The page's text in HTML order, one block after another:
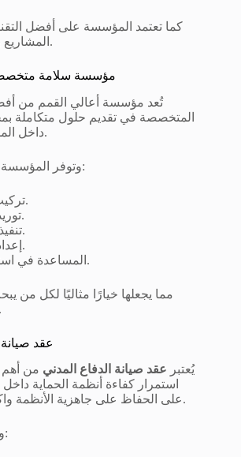
كما تعتمد المؤسسة على أفضل
المشاريع بأنظمة الحماية الحديثة.
مؤسسة سلامة
تُعد مؤسسة أعالي القمم من
المتخصصة في تقديم حلول متكاملة
داخل المملكة العربية السعودية.
وتوفر المؤسسة خدمات متعددة تشمل:
تركيب أنظمة الحريق.
توريد أجهزة السلامة.
تنفيذ الصيانة الدورية.
إعداد تقارير السلامة.
المساعدة في استخراج الشهادات.
مما يجعلها خيارًا مثاليًا لكل من
تمتلك الخبرة والكفاءة.
عقد صيانة
يُعتبر عقد صيانة الدفاع المدني من أهم
استمرار كفاءة أنظمة الحماية
على الحفاظ على جاهزية الأنظمة واكتشاف الأعطال مبكرًا.
وتشمل خدمات الصيانة: